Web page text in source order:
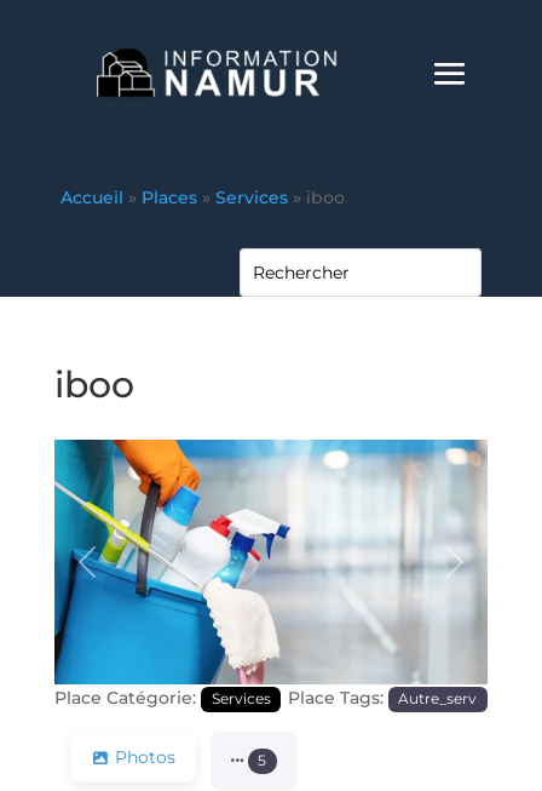
Accueil » Places » Services » iboo
iboo
Précédente Prochaine
Place Catégorie: Services Place Tags: Autre_serv
Photos 5